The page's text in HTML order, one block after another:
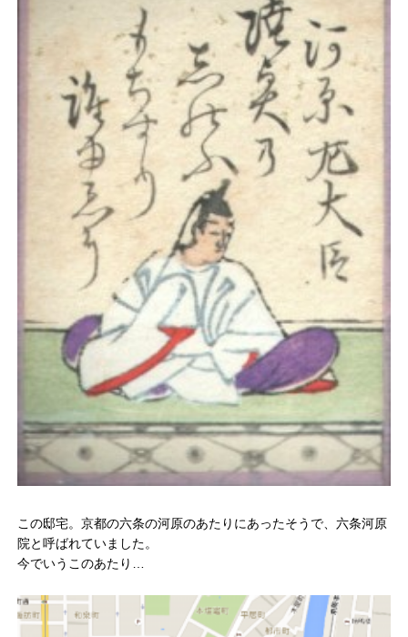
この邸宅。京都の六条の河原のあたりにあったそうで、六条河原
院と呼ばれていました。
今でいうこのあたり…